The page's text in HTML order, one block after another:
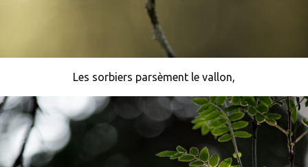
Les sorbiers parsèment le vallon,